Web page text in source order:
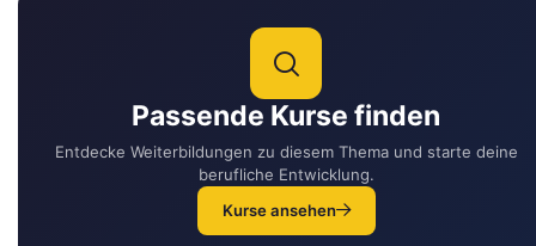
Passende Kurse finden
Entdecke Weiterbildungen zu diesem Thema und starte deine
berufliche Entwicklung.
Kurse ansehen